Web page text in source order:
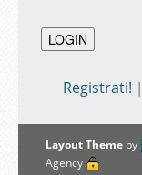
Registrati! |
Layout Themeby
Agency